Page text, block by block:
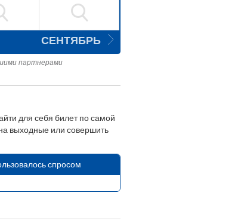
СЕНТЯБРЬ
партнерами
для себя билет по самой
выходные или совершить
спросом